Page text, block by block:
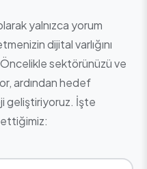
yalnızca yorum
dijital varlığını
sektörünüzü ve
ardından hedef
geliştiriyoruz. İşte